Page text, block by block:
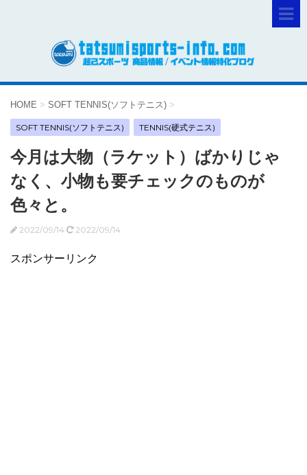
HOME > SOFT TENNIS(ソフトテニス) >
SOFT TENNIS(ソフトテニス) TENNIS(硬式テニス)
今月は大物（ラケット）ばかりじゃ
なく、小物も要チェックのものが
色々と。
2022/09/14 2022/09/14
スポンサーリンク